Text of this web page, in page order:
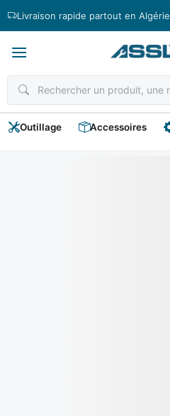
Livraison rapide partout en Algérie
Outillage Accessoires